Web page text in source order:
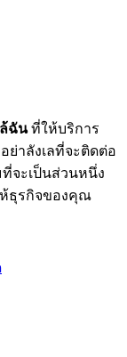
ฉันที่ให้บริการ
ย่าลังเลที่จะติดต่อ
จะเป็นส่วนหนึ่ง
ธุรกิจของคุณ